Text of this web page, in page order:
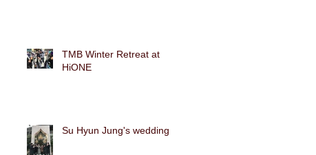
TMB Winter Retreat at
HiONE
Su Hyun Jung's wedding